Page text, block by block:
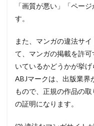
「画質が悪い」「ペー
す。
また、マンガの違法サ
て、マンガの掲載を許
いているかどうかが挙げ
ABJマークは、出版業界
もので、正規の作品の
の証明になります。